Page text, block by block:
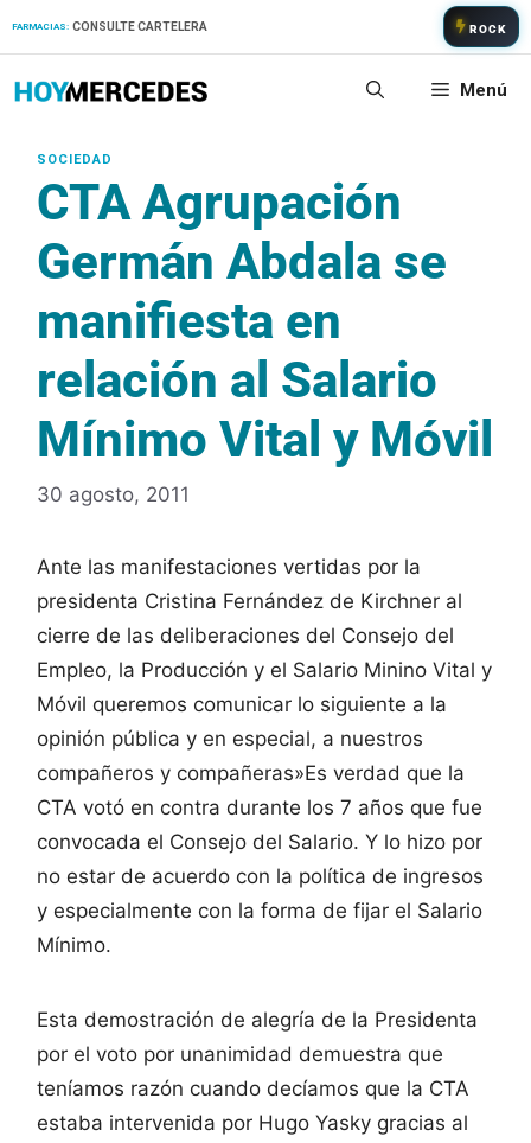
FARMACIAS: CONSULTE CARTELERA ROCK
Menú
CTA Agrupación
Germán Abdala se
manifiesta en
relación al Salario
Mínimo Vital y Móvil
30 agosto, 2011
Ante las manifestaciones vertidas por la
presidenta Cristina Fernández de Kirchner al
cierre de las deliberaciones del Consejo del
Empleo, la Producción y el Salario Minino Vital y
Móvil queremos comunicar lo siguiente a la
opinión pública y en especial, a nuestros
compañeros y compañeras»Es verdad que la
CTA votó en contra durante los 7 años que fue
convocada el Consejo del Salario. Y lo hizo por
no estar de acuerdo con la política de ingresos
y especialmente con la forma de fijar el Salario
Mínimo.
Esta demostración de alegría de la Presidenta
por el voto por unanimidad demuestra que
teníamos razón cuando decíamos que la CTA
estaba intervenida por Hugo Yasky gracias al